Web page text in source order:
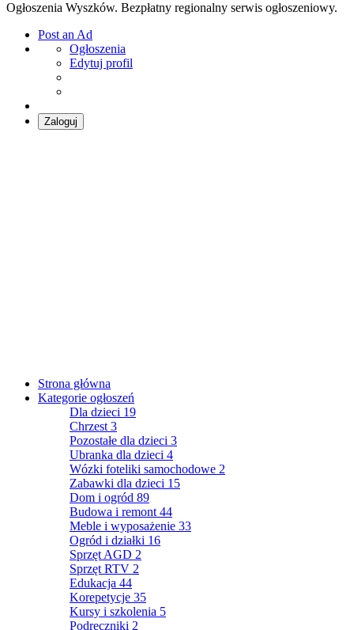
Ogłoszenia Wyszków. Bezpłatny regionalny serwis ogłoszeniowy.
Post an Ad
Ogłoszenia
Edytuj profil
Zaloguj
Strona główna
Kategorie ogłoszeń
Dla dzieci 19
Chrzest 3
Pozostałe dla dzieci 3
Ubranka dla dzieci 4
Wózki foteliki samochodowe 2
Zabawki dla dzieci 15
Dom i ogród 89
Budowa i remont 44
Meble i wyposażenie 33
Ogród i działki 16
Sprzęt AGD 2
Sprzęt RTV 2
Edukacja 44
Korepetycje 35
Kursy i szkolenia 5
Podręczniki 2